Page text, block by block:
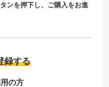
ンを押下し、ご購入をお進
録する
の方